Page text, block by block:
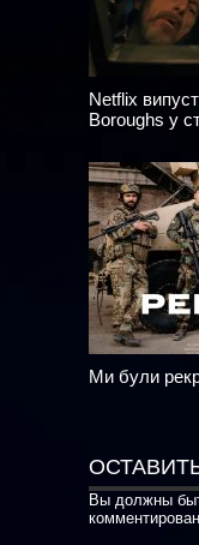
Netflix
Boroughs у
Ми були
Вы должны